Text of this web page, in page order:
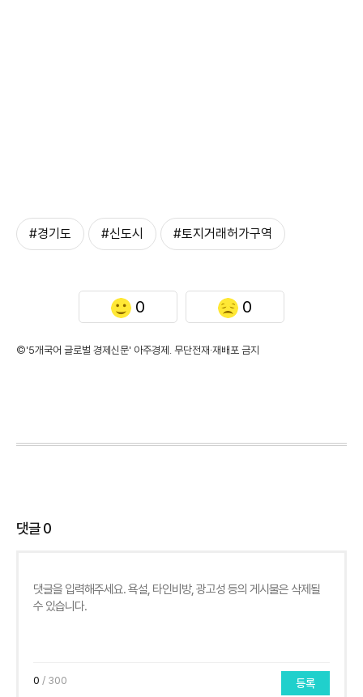
#경기도 #신도시 #토지거래허가구역
0 0
©'5개국어 글로벌 경제신문' 아주경제. 무단전재·재배포 금지
댓글0
0 / 300 등록